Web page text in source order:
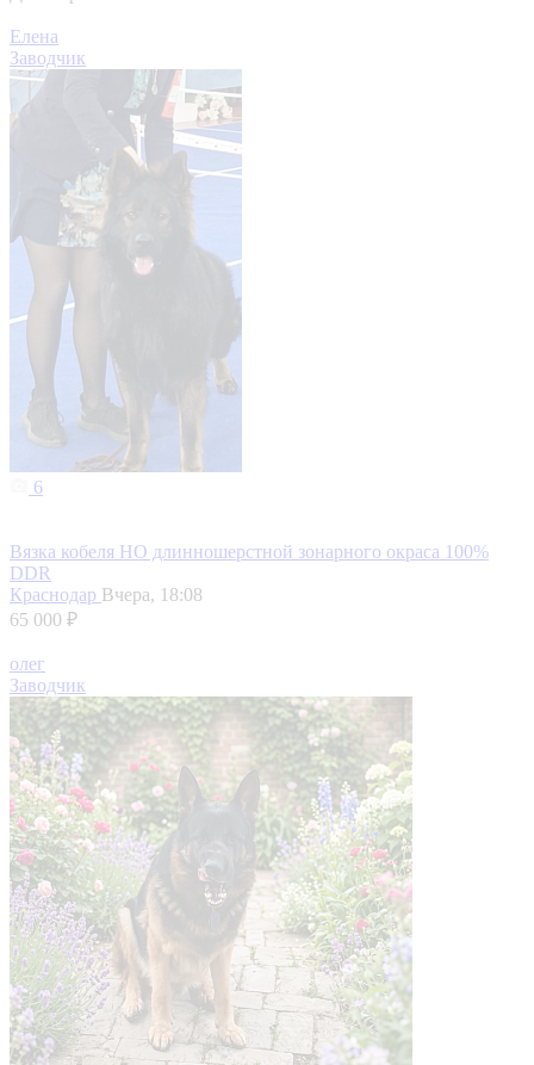
Елена
Заводчик
6
Вязка кобеля НО длинношерстной зонарного окраса 100%
DDR
Краснодар Вчера, 18:08
65 000 ₽
олег
Заводчик